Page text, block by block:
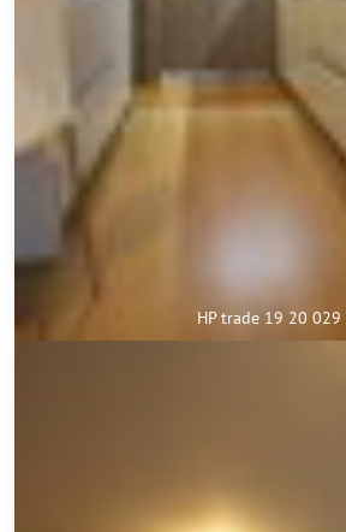
HP trade 19 20 029